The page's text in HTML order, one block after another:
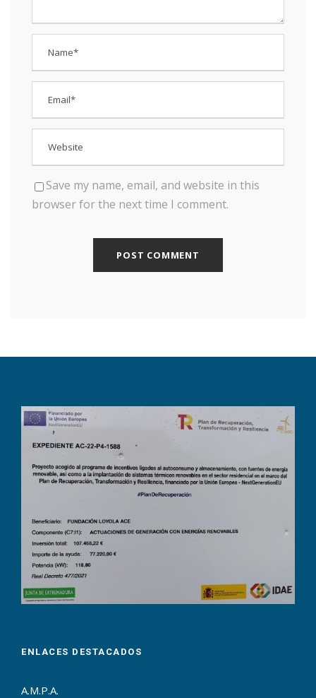
Save my name, email, and website in this
browser for the next time I comment.
ENLACES DESTACADOS
A.M.P.A.